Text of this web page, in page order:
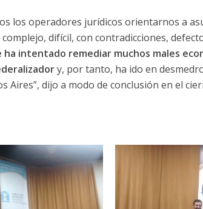
los operadores jurídicos orientarnos a
difícil, con contradicciones,
intentado remediar muchos males
y, por tanto, ha ido en
Aires”, dijo a modo de conclusión en el